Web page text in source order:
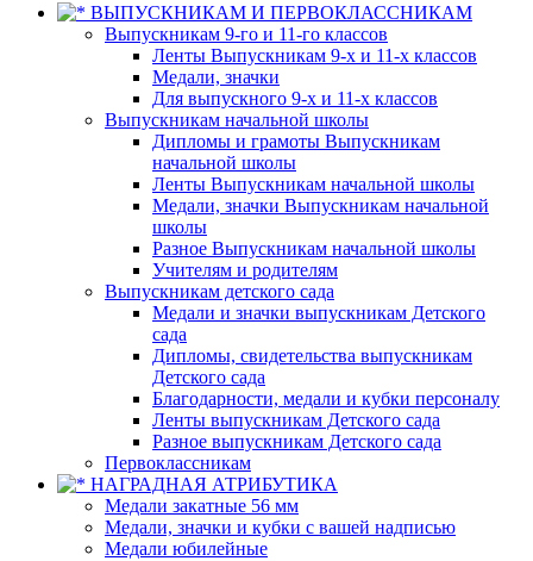
ВЫПУСКНИКАМ И ПЕРВОКЛАССНИКАМ
Выпускникам 9-го и 11-го классов
Ленты Выпускникам 9-х и 11-х классов
Медали, значки
Для выпускного 9-х и 11-х классов
Выпускникам начальной школы
Дипломы и грамоты Выпускникам
начальной школы
Ленты Выпускникам начальной школы
Медали, значки Выпускникам начальной
школы
Разное Выпускникам начальной школы
Учителям и родителям
Выпускникам детского сада
Медали и значки выпускникам Детского
сада
Дипломы, свидетельства выпускникам
Детского сада
Благодарности, медали и кубки персоналу
Ленты выпускникам Детского сада
Разное выпускникам Детского сада
Первоклассникам
НАГРАДНАЯ АТРИБУТИКА
Медали закатные 56 мм
Медали, значки и кубки с вашей надписью
Медали юбилейные